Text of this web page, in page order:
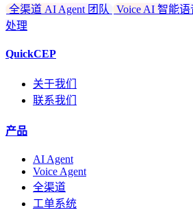
全渠道 AI Agent 团队
Voice AI 智能语
处理
QuickCEP
关于我们
联系我们
产品
AI Agent
Voice Agent
全渠道
工单系统